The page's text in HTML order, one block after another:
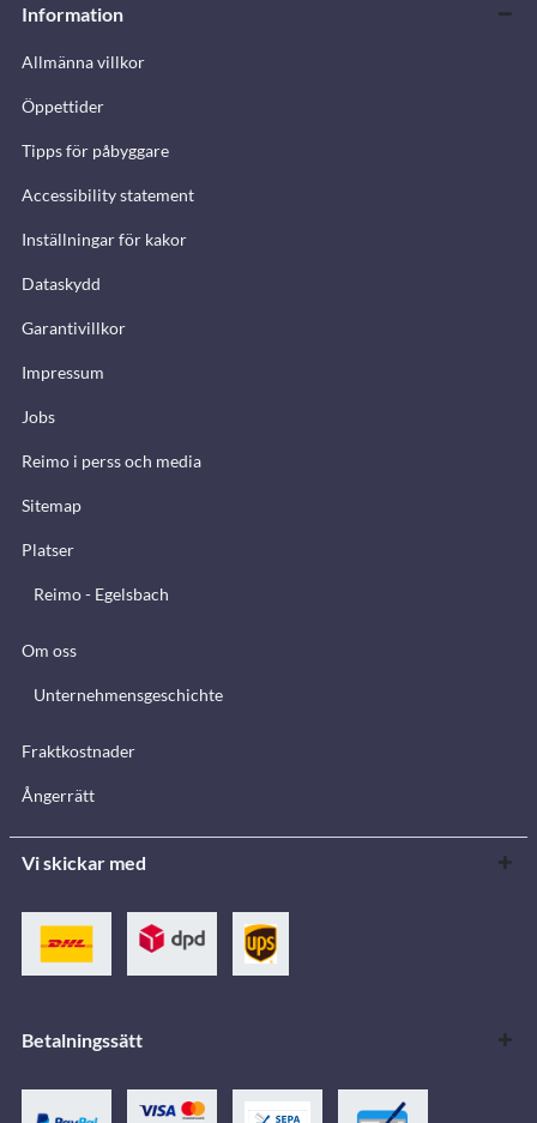
Information
Allmänna villkor
Öppettider
Tipps för påbyggare
Accessibility statement
Inställningar för kakor
Dataskydd
Garantivillkor
Impressum
Jobs
Reimo i perss och media
Sitemap
Platser
Reimo - Egelsbach
Om oss
Unternehmensgeschichte
Fraktkostnader
Ångerrätt
Vi skickar med
Betalningssätt